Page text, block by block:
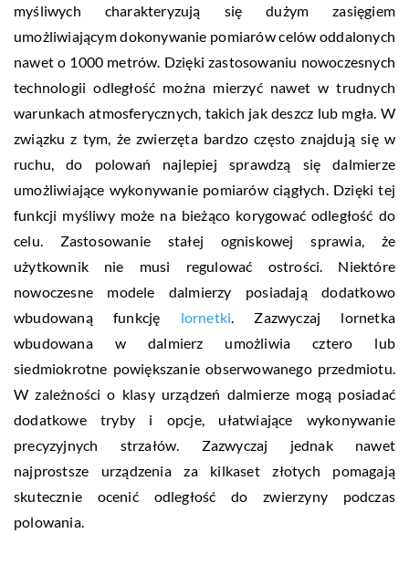
myśliwych charakteryzują się dużym zasięgiem
umożliwiającym dokonywanie pomiarów celów oddalonych
nawet o 1000 metrów. Dzięki zastosowaniu nowoczesnych
technologii odległość można mierzyć nawet w trudnych
warunkach atmosferycznych, takich jak deszcz lub mgła. W
związku z tym, że zwierzęta bardzo często znajdują się w
ruchu, do polowań najlepiej sprawdzą się dalmierze
umożliwiające wykonywanie pomiarów ciągłych. Dzięki tej
funkcji myśliwy może na bieżąco korygować odległość do
celu. Zastosowanie stałej ogniskowej sprawia, że
użytkownik nie musi regulować ostrości. Niektóre
nowoczesne modele dalmierzy posiadają dodatkowo
wbudowaną funkcję lornetki . Zazwyczaj lornetka
wbudowana w dalmierz umożliwia cztero lub
siedmiokrotne powiększanie obserwowanego przedmiotu.
W zależności o klasy urządzeń dalmierze mogą posiadać
dodatkowe tryby i opcje, ułatwiające wykonywanie
precyzyjnych strzałów. Zazwyczaj jednak nawet
najprostsze urządzenia za kilkaset złotych pomagają
skutecznie ocenić odległość do zwierzyny podczas
polowania.